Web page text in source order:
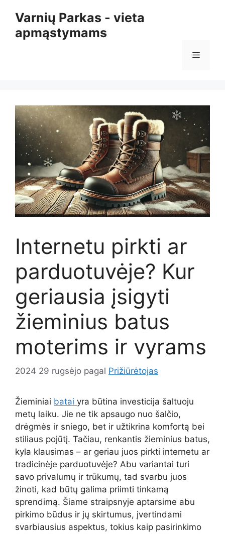
turinio
Varnių Parkas - vieta
apmąstymams
Meniu
Internetu pirkti ar
parduotuvėje? Kur
geriausia įsigyti
žieminius batus
moterims ir vyrams
2024 29 rugsėjo pagal Prižiūrėtojas
Žieminiai batai yra būtina investicija šaltuoju
metų laiku. Jie ne tik apsaugo nuo šalčio,
drėgmės ir sniego, bet ir užtikrina komfortą bei
stiliaus pojūtį. Tačiau, renkantis žieminius batus,
kyla klausimas – ar geriau juos pirkti internetu ar
tradicinėje parduotuvėje? Abu variantai turi
savo privalumų ir trūkumų, tad svarbu juos
žinoti, kad būtų galima priimti tinkamą
sprendimą. Šiame straipsnyje aptarsime abu
pirkimo būdus ir jų skirtumus, įvertindami
svarbiausius aspektus, tokius kaip pasirinkimo